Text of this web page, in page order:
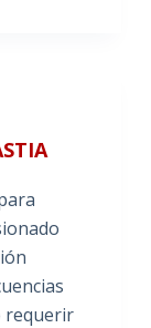
requerir